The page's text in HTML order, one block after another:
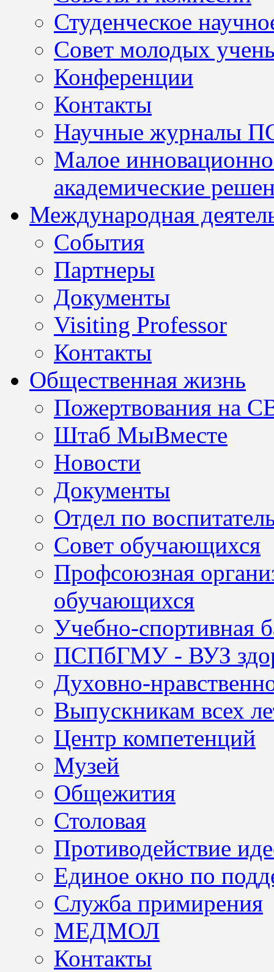
Студенческое
Совет молодых
Конференции
Контакты
Научные журналы
Малое
академические
Международная
События
Партнеры
Документы
Visiting Professor
Контакты
Общественная жизнь
Пожертвования на
Штаб МыВместе
Новости
Документы
Отдел по
Совет обучающихся
Профсоюзная
обучающихся
Учебно-спортивная
ПСПбГМУ - ВУЗ
Духовно-
Выпускникам всех
Центр компетенций
Музей
Общежития
Столовая
Противодействие
Единое окно по
Служба примирения
МЕДМОЛ
Контакты